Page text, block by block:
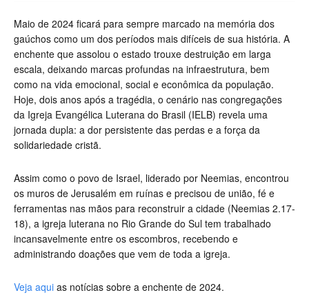
Maio de 2024 ficará para sempre marcado na memória dos
gaúchos como um dos períodos mais difíceis de sua história. A
enchente que assolou o estado trouxe destruição em larga
escala, deixando marcas profundas na infraestrutura, bem
como na vida emocional, social e econômica da população.
Hoje, dois anos após a tragédia, o cenário nas congregações
da Igreja Evangélica Luterana do Brasil (IELB) revela uma
jornada dupla: a dor persistente das perdas e a força da
solidariedade cristã.
Assim como o povo de Israel, liderado por Neemias, encontrou
os muros de Jerusalém em ruínas e precisou de união, fé e
ferramentas nas mãos para reconstruir a cidade (Neemias 2.17-
18), a igreja luterana no Rio Grande do Sul tem trabalhado
incansavelmente entre os escombros, recebendo e
administrando doações que vem de toda a igreja.
Veja aqui as notícias sobre a enchente de 2024.